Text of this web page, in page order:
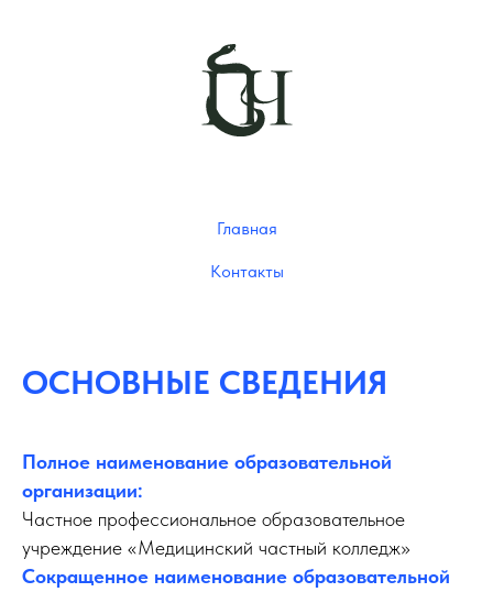
Главная
Контакты
ОСНОВНЫЕ СВЕДЕНИЯ
Полное наименование образовательной
организации:
Частное профессиональное образовательное
учреждение «Медицинский частный колледж»
Сокращенное наименование образовательной